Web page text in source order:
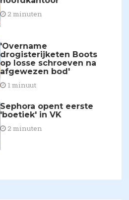
2 minuten
'Overname
drogisterijketen Boots
op losse schroeven na
afgewezen bod'
1 minuut
Sephora opent eerste
'boetiek' in VK
2 minuten